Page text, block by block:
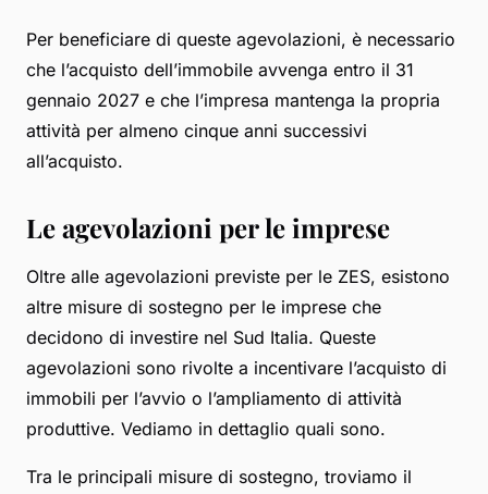
Per beneficiare di queste agevolazioni, è necessario
che l’acquisto dell’immobile avvenga entro il 31
gennaio 2027 e che l’impresa mantenga la propria
attività per almeno cinque anni successivi
all’acquisto.
Le agevolazioni per le imprese
Oltre alle agevolazioni previste per le ZES, esistono
altre misure di sostegno per le imprese che
decidono di investire nel Sud Italia. Queste
agevolazioni sono rivolte a incentivare l’acquisto di
immobili per l’avvio o l’ampliamento di attività
produttive. Vediamo in dettaglio quali sono.
Tra le principali misure di sostegno, troviamo il